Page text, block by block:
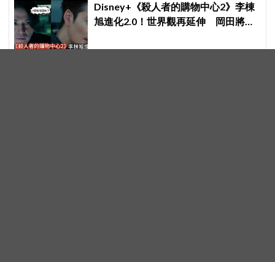
Disney+《殺人者的購物中心2》李棟
旭進化2.0！世界觀再延伸 岡田將生